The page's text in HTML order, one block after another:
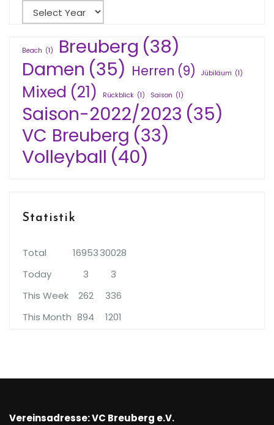
Beach (1) Breuberg (38)
Damen (35) Herren (9) Jübiläum (1)
Mixed (21) Rückblick (1) Saison (1)
Saison-2022/2023 (35)
VC Breuberg (33)
Volleyball (40)
Statistik
Total 1695330028
Today
3
3
This Week
262
336
This Month 894 1201
Vereinsadresse: VC Breuberg e.V.